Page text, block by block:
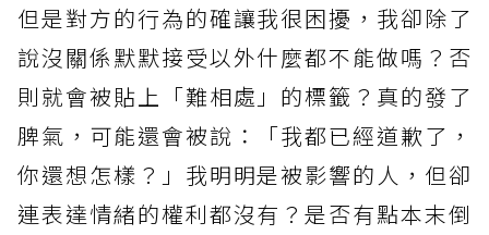
但是對方的行為的確讓我很困擾，我卻除了
說沒關係默默接受以外什麼都不能做嗎？否
則就會被貼上「難相處」的標籤？真的發了
脾氣，可能還會被說：「我都已經道歉了，
你還想怎樣？」我明明是被影響的人，但卻
連表達情緒的權利都沒有？是否有點本末倒